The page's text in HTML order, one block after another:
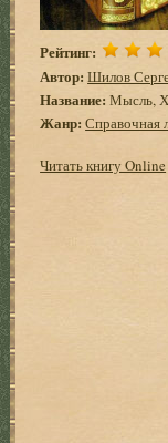
Рейтинг:
Автор: Шилов
Название: Мысль,
Жанр: Справочная
Читать книгу Online